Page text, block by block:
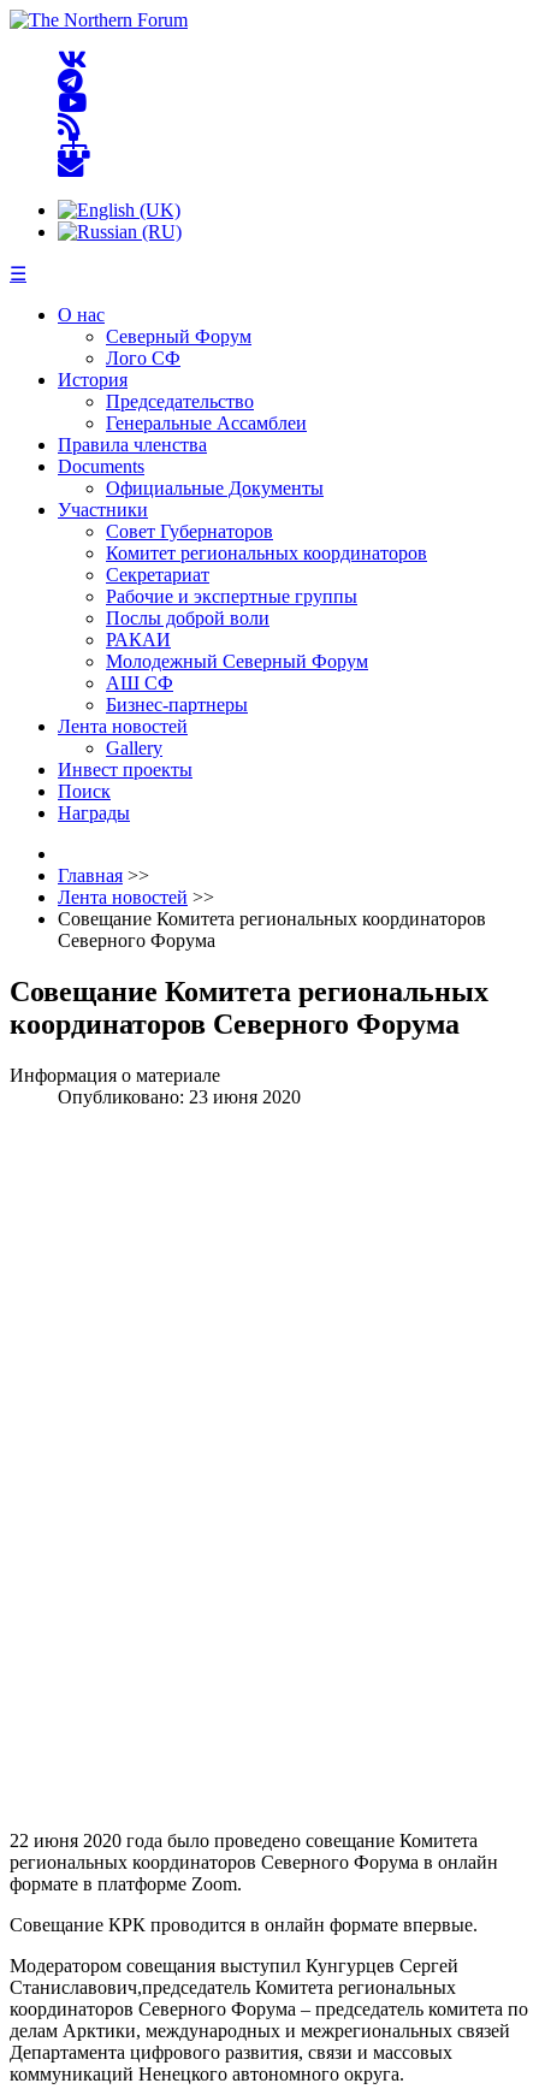
☰
О нас
Северный Форум
Лого СФ
История
Председательство
Генеральные Ассамблеи
Правила членства
Documents
Официальные Документы
Участники
Совет Губернаторов
Комитет региональных координаторов
Секретариат
Рабочие и экспертные группы
Послы доброй воли
РАКАИ
Молодежный Северный Форум
АШ СФ
Бизнес-партнеры
Лента новостей
Gallery
Инвест проекты
Поиск
Награды
Главная >>
Лента новостей >>
Совещание Комитета региональных координаторов
Северного Форума
Совещание Комитета региональных
координаторов Северного Форума
Информация о материале
Опубликовано: 23 июня 2020
22 июня 2020 года было проведено совещание Комитета
региональных координаторов Северного Форума в онлайн
формате в платформе Zoom.
Совещание КРК проводится в онлайн формате впервые.
Модератором совещания выступил Кунгурцев Сергей
Станиславович,председатель Комитета региональных
координаторов Северного Форума – председатель комитета по
делам Арктики, международных и межрегиональных связей
Департамента цифрового развития, связи и массовых
коммуникаций Ненецкого автономного округа.